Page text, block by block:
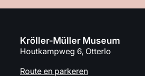
Kröller-Müller Museum
Houtkampweg 6, Otterlo
Route en parkeren